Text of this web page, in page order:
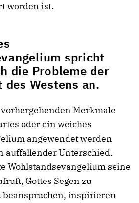
worden ist.
spricht
die Probleme der
Westens an.
Merkmale
oder ein weiches
angewendet werden
auffallender Unterschied.
Wohlstandsevangelium seine
Gottes Segen zu
beanspruchen, inspirieren